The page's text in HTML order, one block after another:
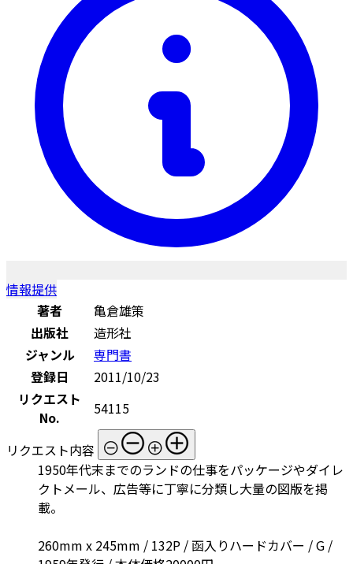
情報提供
著者
亀倉雄策
出版社
造形社
ジャンル
専門書
登録日
2011/10/23
リクエスト
No.
54115
リクエスト内容
1950年代末までのランドの仕事をパッケージやダイレ
クトメール、広告等に丁寧に分類し大量の図版を掲
載。
260mm x 245mm / 132P / 函入りハードカバー / G /